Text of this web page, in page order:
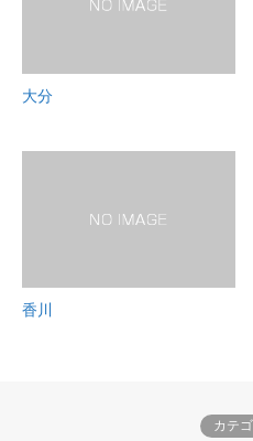
大分
香川
カテ